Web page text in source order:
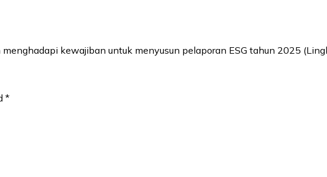
kewajiban untuk menyusun pelaporan ESG tahun 2025
*